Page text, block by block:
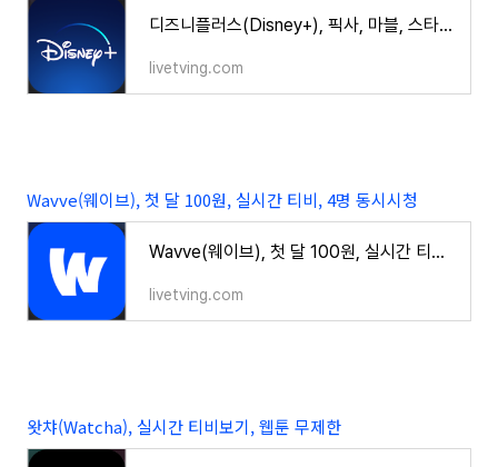
디즈니플러스(Disney+), 픽사, 마블, 스타워즈, 4명 동시접속
livetving.com
Wavve(웨이브), 첫 달 100원, 실시간 티비, 4명 동시시청
Wavve(웨이브), 첫 달 100원, 실시간 티비, 4명 동시시청
livetving.com
왓챠(Watcha), 실시간 티비보기, 웹툰 무제한